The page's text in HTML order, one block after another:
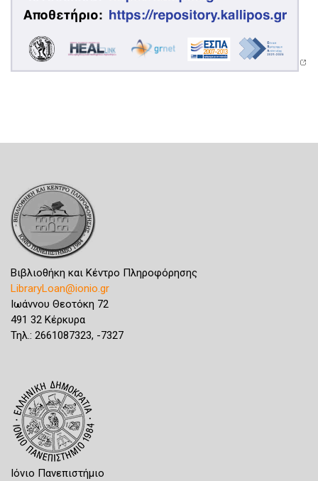
Βιβλιοθήκη και Κέντρο Πληροφόρησης
LibraryLoan@ionio.gr
Ιωάννου Θεοτόκη 72
491 32 Κέρκυρα
Τηλ.: 2661087323, -7327
Ιόνιο Πανεπιστήμιο